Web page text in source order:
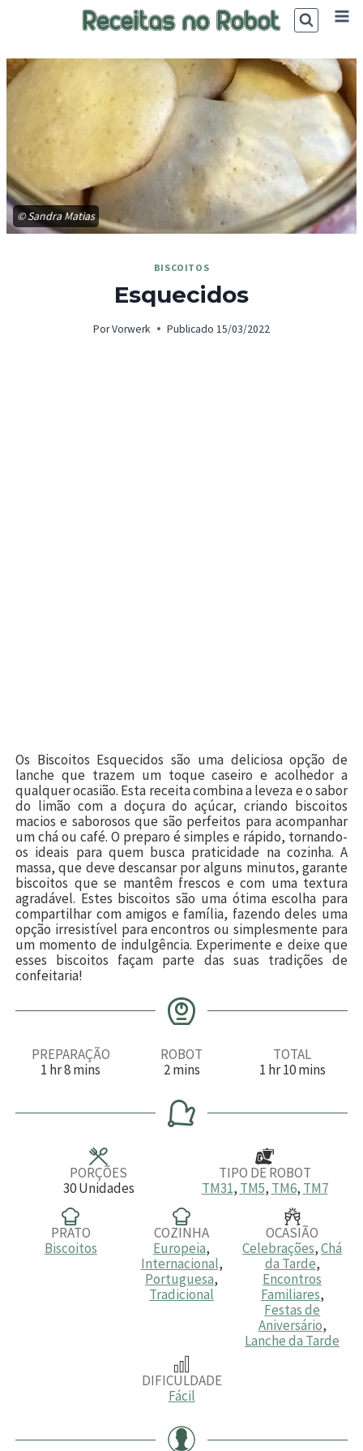
© Sandra Matias
BISCOITOS
Esquecidos
PorVorwerk Publicado 15/03/2022
Os Biscoitos Esquecidos são uma deliciosa opção de
lanche que trazem um toque caseiro e acolhedor a
qualquer ocasião. Esta receita combina a leveza e o sabor
do limão com a doçura do açúcar, criando biscoitos
macios e saborosos que são perfeitos para acompanhar
um chá ou café. O preparo é simples e rápido, tornando-
os ideais para quem busca praticidade na cozinha. A
massa, que deve descansar por alguns minutos, garante
biscoitos que se mantêm frescos e com uma textura
agradável. Estes biscoitos são uma ótima escolha para
compartilhar com amigos e família, fazendo deles uma
opção irresistível para encontros ou simplesmente para
um momento de indulgência. Experimente e deixe que
esses biscoitos façam parte das suas tradições de
confeitaria!
PREPARAÇÃO
1 h
a
hr8m
u
mins
ROBOT
2m
n
u
t
mins
TOTAL
1h
a
hr10m
u
mins
PORÇÕES
30 Unidades
TIPO DE ROBOT
TM31, TM5, TM6, TM7
PRATO
Biscoitos
COZINHA
Europeia,
Internacional,
Portuguesa,
Tradicional
OCASIÃO
Celebrações,Chá
da Tarde,
Encontros
Familiares,
Festas de
Aniversário,
Lanche da Tarde
DIFICULDADE
Fácil